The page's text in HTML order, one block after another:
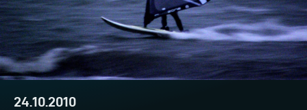
24.10.2010